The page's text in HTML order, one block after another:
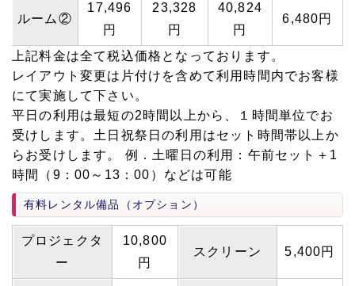
ルーム②
17,496
円
23,328
円
40,824
円
6,480円
上記料金は全て税込価格となっております。
レイアウト変更は片付けを含めて利用時間内でお客様
にて実施して下さい。
平日の利用は最短の2時間以上から、１時間単位でお
受けします。土日祝祭日の利用はセット時間帯以上か
らお受けします。 例．土曜日の利用：午前セット＋1
時間（9：00～13：00）などは可能
有料レンタル備品（オプション）
プロジェクタ
ー
10,800
円
スクリーン 5,400円